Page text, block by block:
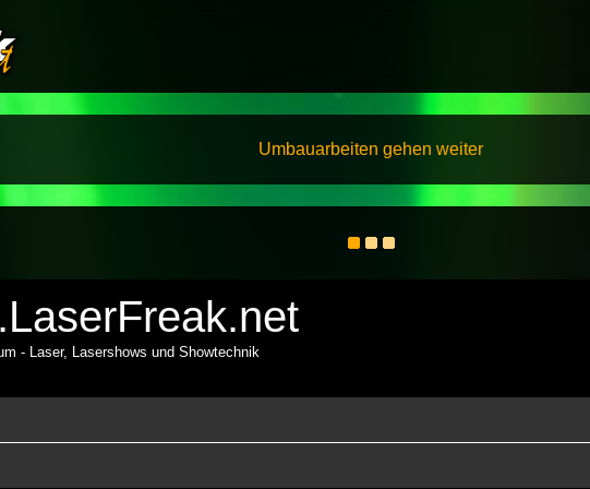
Umbauarbeiten gehen weiter
- Laser, Lasershows und Showtechnik